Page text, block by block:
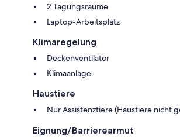
2 Tagungsräume
Laptop-Arbeitsplatz
Klimaregelung
Deckenventilator
Klimaanlage
Haustiere
Nur Assistenztiere (Haustiere nicht
Eignung/Barrierearmut